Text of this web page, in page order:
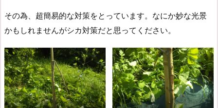
その為、超簡易的な対策をとっています。なにか妙な光景
かもしれませんがシカ対策だと思ってください。